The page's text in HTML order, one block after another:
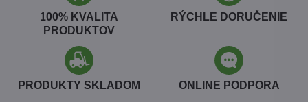
100% KVALITA
PRODUKTOV
RÝCHLE DORUČENIE
PRODUKTY SKLADOM ONLINE PODPORA